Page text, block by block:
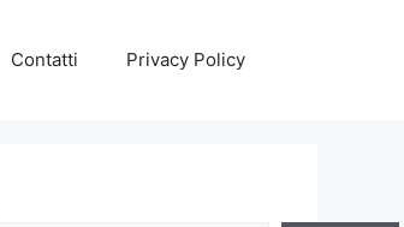
Contatti Privacy Policy